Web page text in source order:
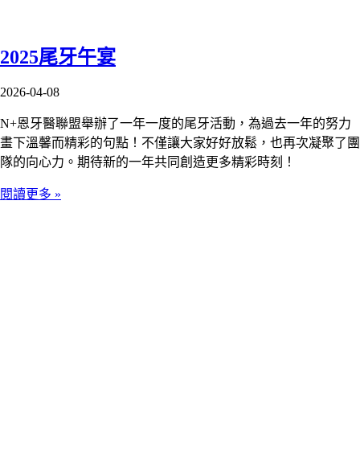
2025尾牙午宴
2026-04-08
N+恩牙醫聯盟舉辦了一年一度的尾牙活動，為過去一年的努力
畫下溫馨而精彩的句點！不僅讓大家好好放鬆，也再次凝聚了團
隊的向心力。期待新的一年共同創造更多精彩時刻！
閱讀更多 »